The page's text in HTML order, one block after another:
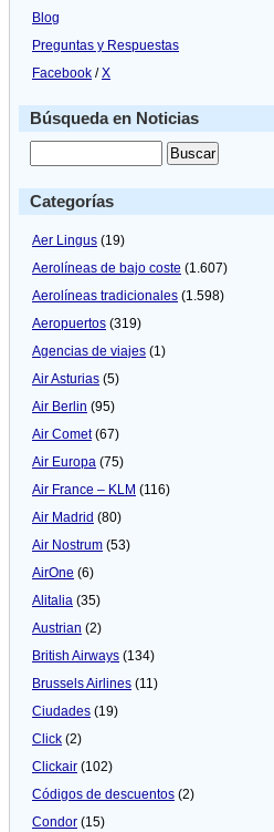
Blog
Preguntas y Respuestas
Facebook /X
Búsqueda en Noticias
Categorías
Aer Lingus (19)
Aerolíneas de bajo coste (1.607)
Aerolíneas tradicionales (1.598)
Aeropuertos (319)
Agencias de viajes (1)
Air Asturias (5)
Air Berlin (95)
Air Comet(67)
Air Europa (75)
Air France – KLM (116)
Air Madrid (80)
Air Nostrum (53)
AirOne (6)
Alitalia (35)
Austrian (2)
British Airways (134)
Brussels Airlines (11)
Ciudades (19)
Click (2)
Clickair (102)
Códigos de descuentos (2)
Condor (15)